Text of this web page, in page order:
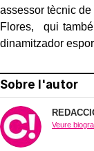
assessor tècnic
Flores, qui
dinamitzador
Sobre l'autor
Veure